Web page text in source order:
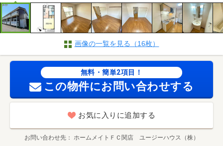
画像の一覧を見る（16枚）
無料・簡単2項目！
この物件にお問い合わせする
お気に入りに追加する
お問い合わせ先 ホームメイトＦＣ関店 ユージーハウス（株）